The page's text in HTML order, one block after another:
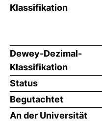
Klassifikation
Dewey-Dezimal-
Klassifikation
Status
Begutachtet
An der Universität